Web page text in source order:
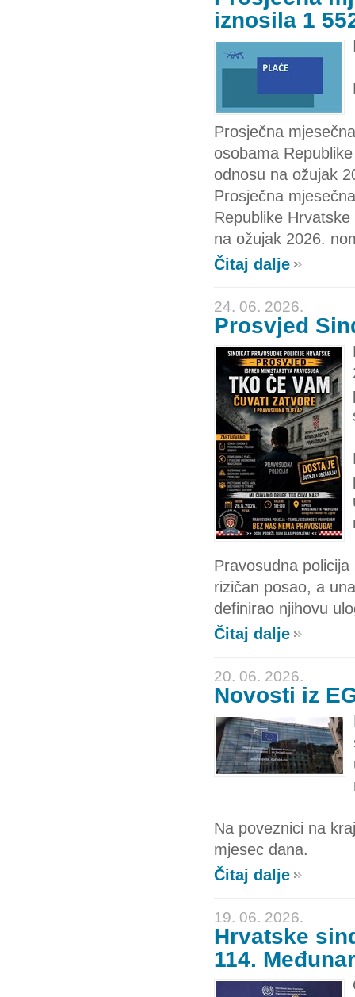
iznosila 1
Prosječna
osobama
odnosu na ožujak
Prosječna
Republike
na ožujak 2026.
Čitaj dalje
24. 06. 2026.
Prosvjed
Pravosudna
rizičan posao, a
definirao njihovu
Čitaj dalje
20. 06. 2026.
Novosti iz
Na poveznici na
mjesec dana.
Čitaj dalje
19. 06. 2026.
Hrvatske
114.